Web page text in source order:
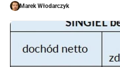
Marek Włodarczyk